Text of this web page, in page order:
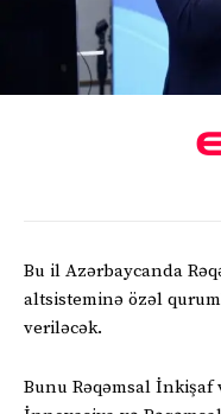
Bu il Azərbaycanda
altsisteminə özəl
veriləcək.
Bunu Rəqəmsal